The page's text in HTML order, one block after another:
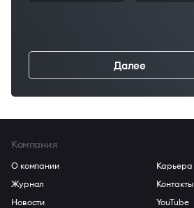
Далее
Компания
О компании
Журнал
Новости
Карьера
Контакты
YouTube